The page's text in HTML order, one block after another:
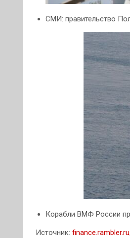
СМИ: правительство
Корабли ВМФ России
Источник: